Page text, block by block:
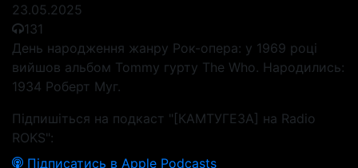
23.05.2025
131
День народження жанру Рок-опера: у 1969 році
вийшов альбом Tommy гурту The Who. Народились:
1934 Роберт Муг.
Підпишіться на подкаст "[КАМТУГЕЗА] на Radio
ROKS":
Підписатись в Apple Podcasts